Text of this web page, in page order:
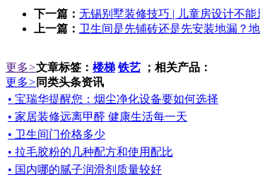
下一篇： 无锡别墅装修技巧 | 儿童房设计不能
上一篇： 卫生间是先铺砖还是先安装地漏？
更多>文章标签： 楼梯 铁艺 ；相关产品：
更多> 同类头条资讯
• 宝瑞华提醒您：烟尘净化设备要如何选择
• 家居装修远离甲醛 健康生活每一天
• 卫生间门价格多少
• 拉毛胶粉的几种配方和使用配比
• 国内哪的腻子润滑剂质量较好